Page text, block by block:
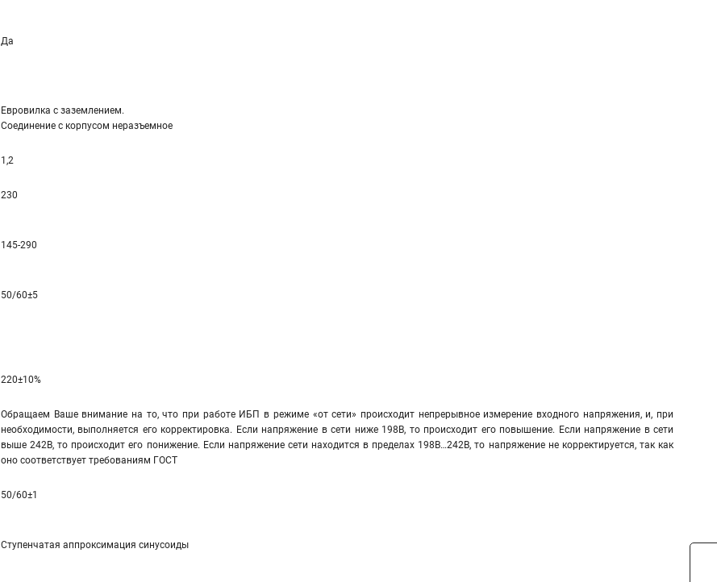
Да
Евровилка с заземлением.
Соединение с корпусом неразъемное
1,2
230
145-290
50/60±5
220±10%
Обращаем Ваше внимание на то, что при работе ИБП в режиме «от сети» происходит непрерывное измерение входного напряжения, и, при
необходимости, выполняется его корректировка. Если напряжение в сети ниже 198В, то происходит его повышение. Если напряжение в сети
выше 242В, то происходит его понижение. Если напряжение сети находится в пределах 198В…242В, то напряжение не корректируется, так как
оно соответствует требованиям ГОСТ
50/60±1
Ступенчатая аппроксимация синусоиды